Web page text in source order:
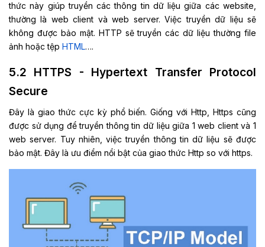
thức này giúp truyền các thông tin dữ liệu giữa các website,
thường là web client và web server. Việc truyền dữ liệu sẽ
không được bảo mật. HTTP sẽ truyền các dữ liệu thường file
ảnh hoặc tệp HTML….
5.2 HTTPS - Hypertext Transfer Protocol
Secure
Đây là giao thức cực kỳ phổ biến. Giống với Http, Https cũng
được sử dụng để truyền thông tin dữ liệu giữa 1 web client và 1
web server. Tuy nhiên, việc truyền thông tin dữ liệu sẽ được
bảo mật. Đây là ưu điểm nổi bật của giao thức Http so với https.